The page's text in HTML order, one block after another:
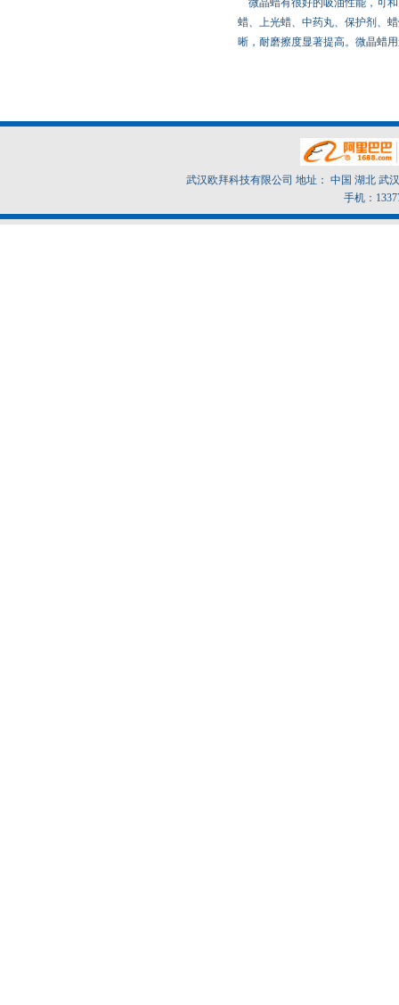
微晶蜡有很好的吸油性能，可
蜡、上光蜡、中药丸、保护剂、
晰，耐磨擦度显著提高。微晶蜡
武汉欧拜科技有限公司 地址： 中国 湖北 武
手机：